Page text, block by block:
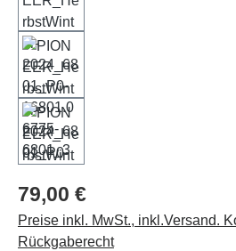
79,00 €
Preise inkl. MwSt., inkl.Versand.
Rückgaberecht